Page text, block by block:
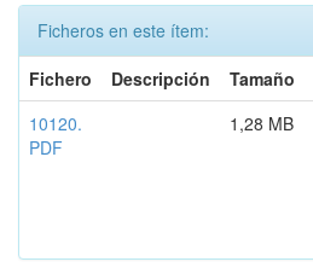
Ficheros en este ítem:
Fichero
Descripción Tamaño
10120.
PDF
1,28 MB